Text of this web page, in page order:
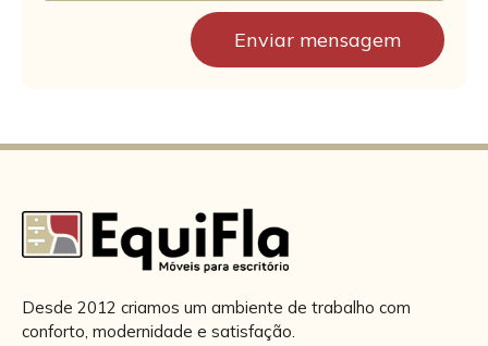
Enviar mensagem
Desde 2012 criamos um ambiente de trabalho com
conforto, modernidade e satisfação.